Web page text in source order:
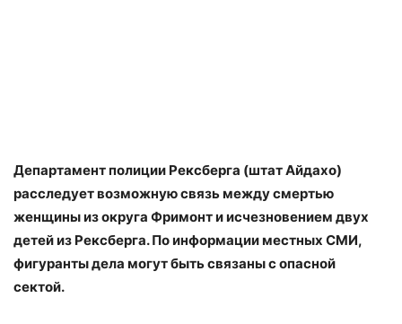
Департамент полиции Рексберга (штат Айдахо)
расследует возможную связь между смертью
женщины из округа Фримонт и исчезновением двух
детей из Рексберга. По информации местных СМИ,
фигуранты дела могут быть связаны с опасной
сектой.